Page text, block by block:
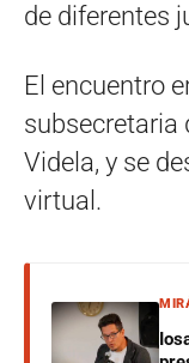
de diferentes
El encuentro
subsecretaria
Videla, y se
virtual.